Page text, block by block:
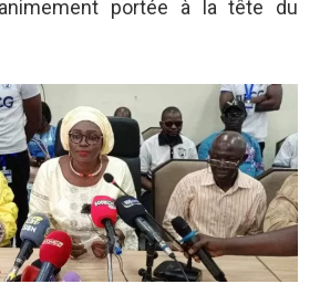
portée à la tête du